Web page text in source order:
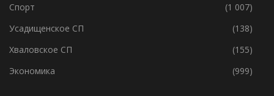
Спорт
(1 007)
Усадищенское СП
(138)
Хваловское СП
(155)
Экономика
(999)